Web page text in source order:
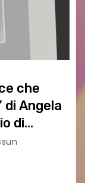
che
di Angela
di